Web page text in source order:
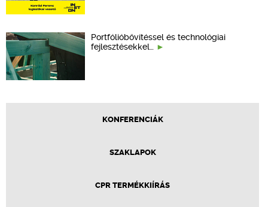
Portfólióbővítéssel és technológiai
fejlesztésekkel…
KONFERENCIÁK
SZAKLAPOK
CPR TERMÉKKIÍRÁS